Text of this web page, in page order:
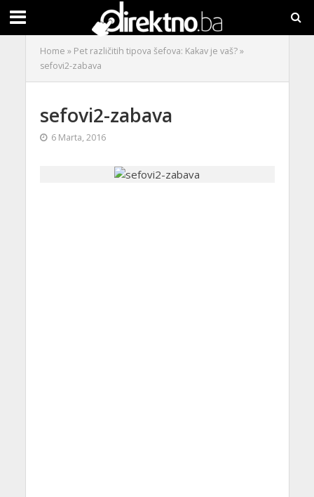
Home » Pet različitih tipova šefova: Kakav je vaš?»
sefovi2-zabava
sefovi2-zabava
6 Marta, 2016